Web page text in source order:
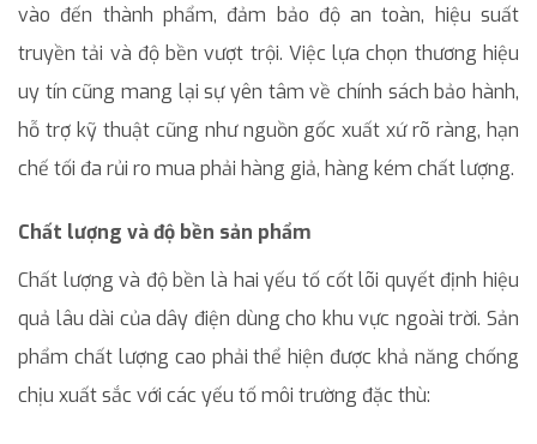
vào đến thành phẩm, đảm bảo độ an toàn, hiệu suất
truyền tải và độ bền vượt trội. Việc lựa chọn thương hiệu
uy tín cũng mang lại sự yên tâm về chính sách bảo hành,
hỗ trợ kỹ thuật cũng như nguồn gốc xuất xứ rõ ràng, hạn
chế tối đa rủi ro mua phải hàng giả, hàng kém chất lượng.
Chất lượng và độ bền sản phẩm
Chất lượng và độ bền là hai yếu tố cốt lõi quyết định hiệu
quả lâu dài của dây điện dùng cho khu vực ngoài trời. Sản
phẩm chất lượng cao phải thể hiện được khả năng chống
chịu xuất sắc với các yếu tố môi trường đặc thù: